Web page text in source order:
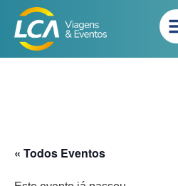
« Todos Eventos